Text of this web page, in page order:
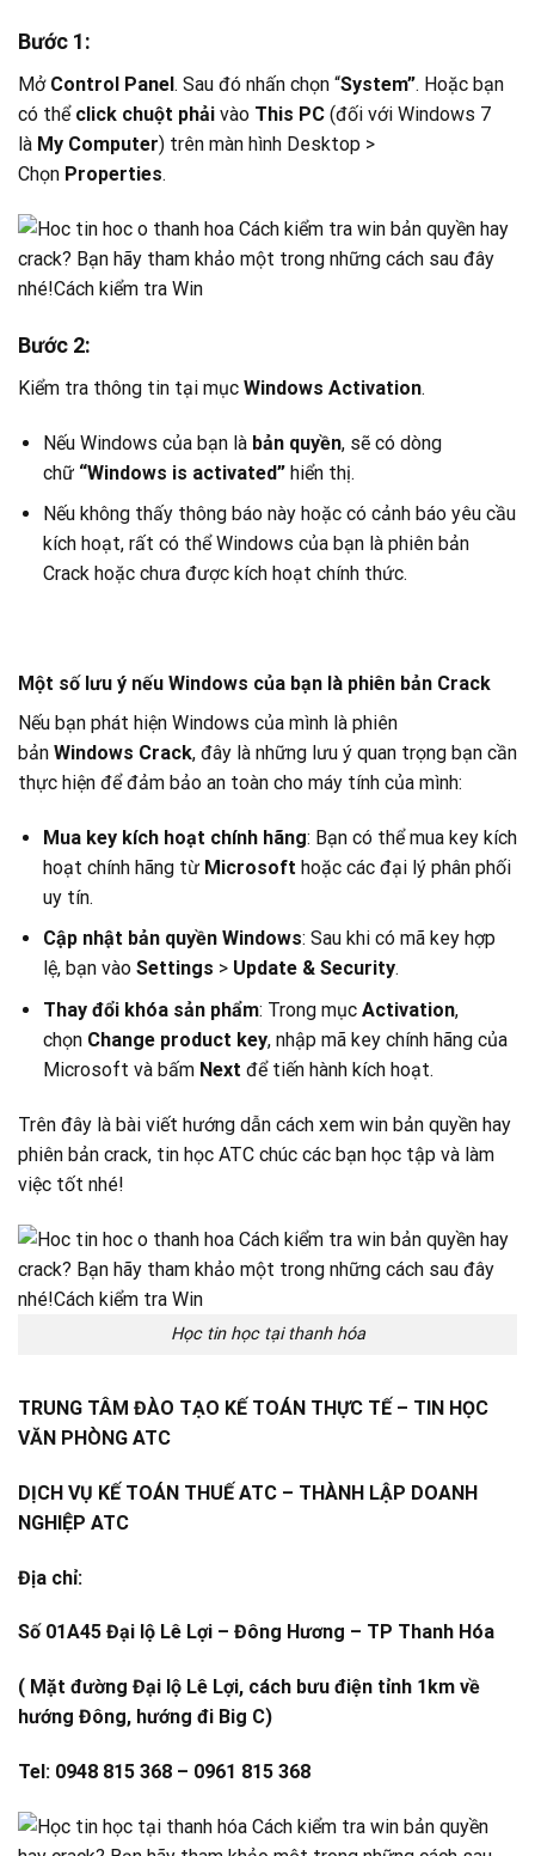
Bước 1:
Mở Control Panel . Sau đó nhấn chọn “System”. Hoặc bạn
có thể click chuột phải vào This PC (đối với Windows 7
là My Computer) trên màn hình Desktop >
Chọn Properties.
Bước 2:
Kiểm tra thông tin tại mục Windows Activation.
Nếu Windows của bạn là bản quyền, sẽ có dòng
chữ “Windows is activated”hiển thị.
Nếu không thấy thông báo này hoặc có cảnh báo yêu cầu
kích hoạt, rất có thể Windows của bạn là phiên bản
Crack hoặc chưa được kích hoạt chính thức.
Một số lưu ý nếu Windows của bạn là phiên bản Crack
Nếu bạn phát hiện Windows của mình là phiên
bản Windows Crack, đây là những lưu ý quan trọng bạn cần
thực hiện để đảm bảo an toàn cho máy tính của mình:
Mua key kích hoạt chính hãng: Bạn có thể mua key kích
hoạt chính hãng từ Microsoft hoặc các đại lý phân phối
uy tín.
Cập nhật bản quyền Windows: Sau khi có mã key hợp
lệ, bạn vào Settings > Update & Security.
Thay đổi khóa sản phẩm: Trong mục Activation,
chọn Change product key, nhập mã key chính hãng của
Microsoft và bấm Next để tiến hành kích hoạt.
Trên đây là bài viết hướng dẫn cách xem win bản quyền hay
phiên bản crack, tin học ATC chúc các bạn học tập và làm
việc tốt nhé!
Học tin học tại thanh hóa
TRUNG TÂM ĐÀO TẠO KẾ TOÁN THỰC TẾ – TIN HỌC
VĂN PHÒNG ATC
DỊCH VỤ KẾ TOÁN THUẾ ATC – THÀNH LẬP DOANH
NGHIỆP ATC
Địa chỉ:
Số 01A45 Đại lộ Lê Lợi – Đông Hương – TP Thanh Hóa
( Mặt đường Đại lộ Lê Lợi, cách bưu điện tỉnh 1km về
hướng Đông, hướng đi Big C)
Tel: 0948 815 368 – 0961 815 368